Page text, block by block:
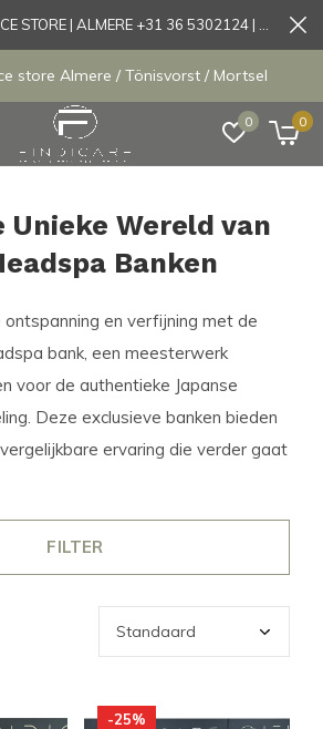
0 0
Almere / Tönisvorst / Mortsel
Unieke Wereld van
Banken
en verfijning met de
bank, een meesterwerk
voor de authentieke Japanse
Deze exclusieve banken bieden
ervaring die verder gaat
FILTER
-25%